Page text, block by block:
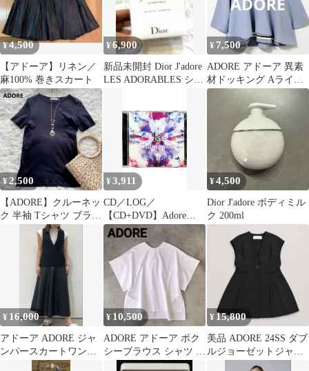
¥4,500
【アドーア】リネン／
麻100% 巻きスカート
¥6,900
新品未開封 Dior J'adore
LES ADORABLES シャ
¥ 7,500
ADORE アドーア 異素
材ドッキング Aライン
ブラウス 裾リブ フレア
¥2,500
【ADORE】クルーネッ
ク 半袖 Tシャツ ブラッ
¥3,911
CD／LOG／
【CD+DVD】Adore
you〜キミヲ想フ声〜
初回限定盤
¥4,500
Dior J'adore ボディミル
ク 200ml
¥ 16,000
アドーア ADORE ジャ
ンパースカートワンピ
¥ 10,500
ADORE アドーア ボク
シーブラウス シャツ バ
ックリボン 白
¥ 15,800
​美品 ADORE 24SS ダブ
ルジョーゼットジャケ
ット ジレベスト 38